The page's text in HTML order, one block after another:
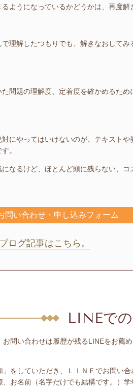
ようになっているかどうかは、再度解
で理解したつもりでも、解きなおして
た問題の理解度、定着度を確かめるた
対にやってはいけないのが、テキスト
。
なるけど、ほとんど頭に残らない、
問い合わせ・申し込みフォーム
ログ記事はこちら。
LINEで
お問い合わせは履歴が残るLINEをお薦
」をしていただき、ＬＩＮＥでお問い合
、お名前（名字だけでも結構です。）